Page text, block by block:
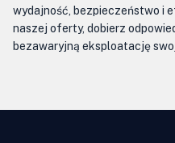
wydajność, bezpieczeństwo i
naszej oferty, dobierz
bezawaryjną eksploatację